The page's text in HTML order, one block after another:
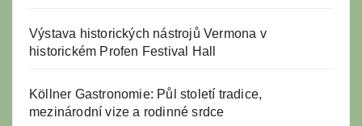
Výstava historických nástrojů Vermona v
historickém Profen Festival Hall
Köllner Gastronomie: Půl století tradice,
mezinárodní vize a rodinné srdce